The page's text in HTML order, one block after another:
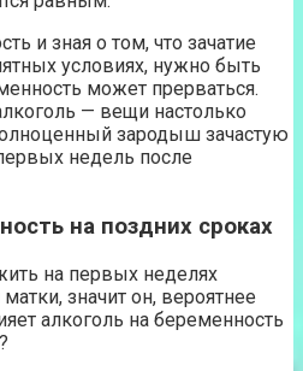
и зная о том, что зачатие
условиях, нужно быть
может прерваться.
— вещи настолько
зародыш зачастую
недель после
на поздних сроках
на первых неделях
значит он, вероятнее
алкоголь на беременность